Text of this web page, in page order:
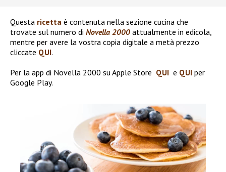
Questa ricetta è contenuta nella sezione cucina che
trovate sul numero di Novella 2000 attualmente in edicola,
mentre per avere la vostra copia digitale a metà prezzo
cliccate QUI.
Per la app di Novella 2000 su Apple Store QUI e QUI per
Google Play.